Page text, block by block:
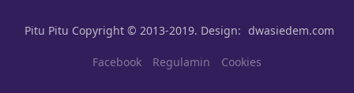
Pitu Pitu Copyright © 2013-2019. Design: dwasiedem.com
Facebook Regulamin Cookies